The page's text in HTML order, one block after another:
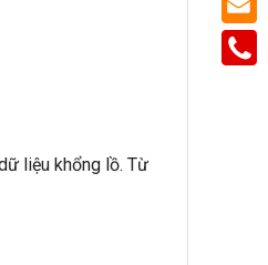
liệu khổng lồ. Từ